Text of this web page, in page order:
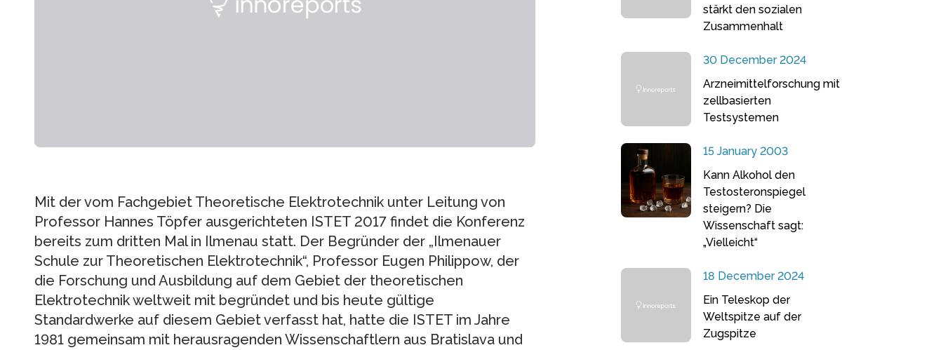
Mit der vom Fachgebiet Theoretische Elektrotechnik unter Leitung von
Professor Hannes Töpfer ausgerichteten ISTET 2017 findet die Konferenz
bereits zum dritten Mal in Ilmenau statt. Der Begründer der „Ilmenauer
Schule zur Theoretischen Elektrotechnik“, Professor Eugen Philippow, der
die Forschung und Ausbildung auf dem Gebiet der theoretischen
Elektrotechnik weltweit mit begründet und bis heute gültige
Standardwerke auf diesem Gebiet verfasst hat, hatte die ISTET im Jahre
1981 gemeinsam mit herausragenden Wissenschaftlern aus Bratislava und
stärkt den sozialen
Zusammenhalt
30 December 2024
Arzneimittelforschung mit
zellbasierten
Testsystemen
15 January 2003
Kann Alkohol den
Testosteronspiegel
steigern? Die
Wissenschaft sagt:
„Vielleicht“
18 December 2024
Ein Teleskop der
Weltspitze auf der
Zugspitze